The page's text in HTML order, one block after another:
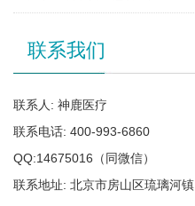
联系我们
联系人: 神鹿医疗
联系电话: 400-993-6860
QQ:14675016（同微信）
联系地址: 北京市房山区琉璃河镇